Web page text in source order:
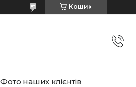
Кошик
Фото наших клієнтів